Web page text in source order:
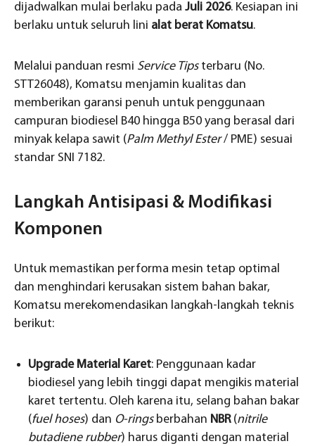
dijadwalkan mulai berlaku pada Juli 2026. Kesiapan ini
berlaku untuk seluruh lini alat berat Komatsu.
Melalui panduan resmi Service Tipsterbaru (No.
STT26048), Komatsu menjamin kualitas dan
memberikan garansi penuh untuk penggunaan
campuran biodiesel B40 hingga B50 yang berasal dari
minyak kelapa sawit (Palm Methyl Ester/ PME) sesuai
standar SNI 7182.
Langkah Antisipasi & Modifikasi
Komponen
Untuk memastikan performa mesin tetap optimal
dan menghindari kerusakan sistem bahan bakar,
Komatsu merekomendasikan langkah-langkah teknis
berikut:
Upgrade Material Karet: Penggunaan kadar
biodiesel yang lebih tinggi dapat mengikis material
karet tertentu. Oleh karena itu, selang bahan bakar
(fuel hoses) dan O-ringsberbahan NBR(nitrile
butadiene rubber) harus diganti dengan material